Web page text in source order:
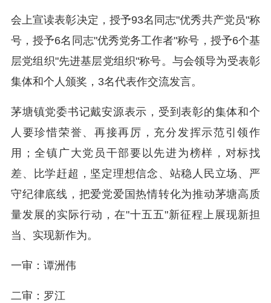
会上宣读表彰决定，授予93名同志"优秀共产党员"称
号，授予6名同志"优秀党务工作者"称号，授予6个基
层党组织"先进基层党组织"称号。与会领导为受表彰
集体和个人颁奖，3名代表作交流发言。
茅塘镇党委书记戴安源表示，受到表彰的集体和个
人要珍惜荣誉、再接再厉，充分发挥示范引领作
用；全镇广大党员干部要以先进为榜样，对标找
差、比学赶超，坚定理想信念、站稳人民立场、严
守纪律底线，把爱党爱国热情转化为推动茅塘高质
量发展的实际行动，在"十五五"新征程上展现新担
当、实现新作为。
一审：谭洲伟
二审：罗江